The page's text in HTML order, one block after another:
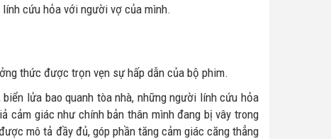
cứu hỏa với người vợ của mình.
thức được trọn vẹn sự hấp dẫn của bộ phim.
lửa bao quanh tòa nhà, những người lính cứu hỏa
cảm giác như chính bản thân mình đang bị vây trong
mô tả đầy đủ, góp phần tăng cảm giác căng thẳng